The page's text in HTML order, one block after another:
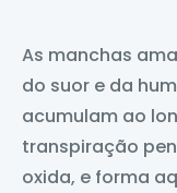
As manchas
do suor e da
acumulam ao
transpiração
oxida, e forma